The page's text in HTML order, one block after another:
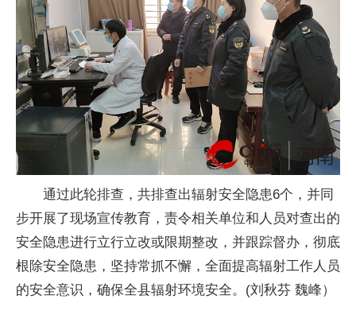
通过此轮排查，共排查出辐射安全隐患6个，并同
步开展了现场宣传教育，责令相关单位和人员对查出的
安全隐患进行立行立改或限期整改，并跟踪督办，彻底
根除安全隐患，坚持常抓不懈，全面提高辐射工作人员
的安全意识，确保全县辐射环境安全。(刘秋芬 魏峰）